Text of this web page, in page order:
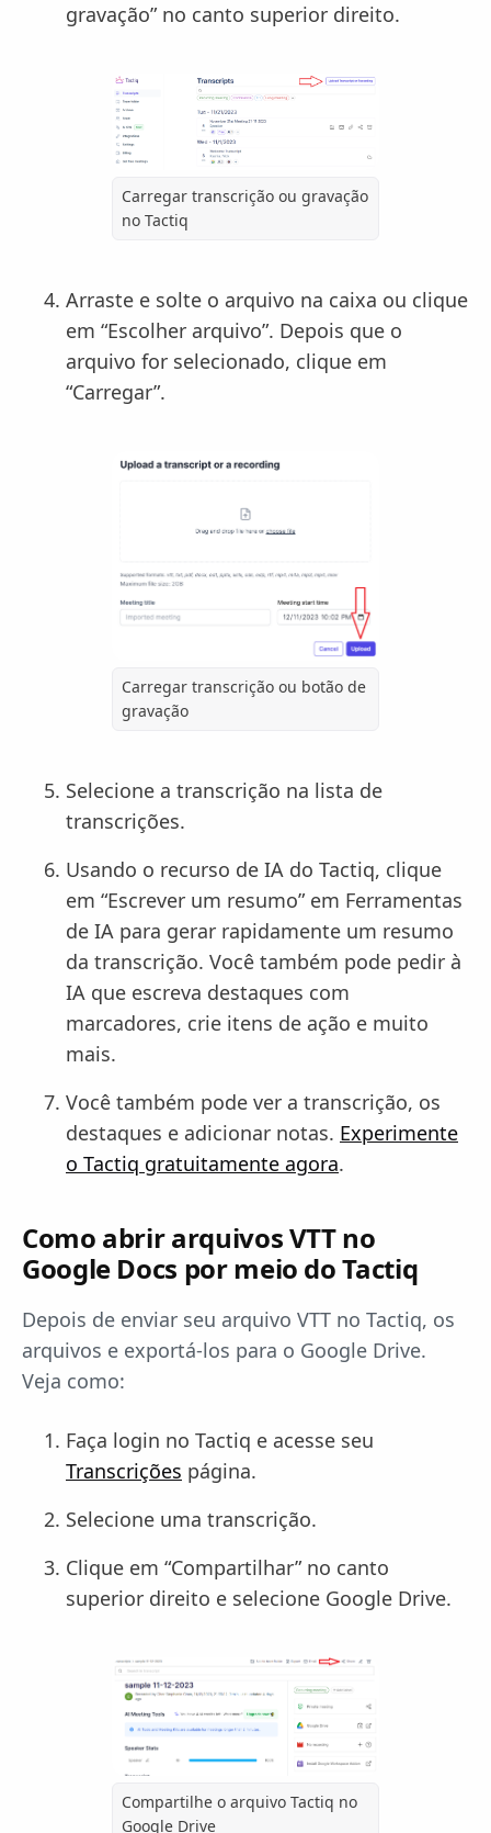
gravação” no canto superior direito.
Carregar transcrição ou gravação
no Tactiq
Arraste e solte o arquivo na caixa ou clique
em “Escolher arquivo”. Depois que o
arquivo for selecionado, clique em
“Carregar”.
Carregar transcrição ou botão de
gravação
Selecione a transcrição na lista de
transcrições.
Usando o recurso de IA do Tactiq, clique
em “Escrever um resumo” em Ferramentas
de IA para gerar rapidamente um resumo
da transcrição. Você também pode pedir à
IA que escreva destaques com
marcadores, crie itens de ação e muito
mais.
Você também pode ver a transcrição, os
destaques e adicionar notas. Experimente
o Tactiq gratuitamente agora.
Como abrir arquivos VTT no
Google Docs por meio do Tactiq
Depois de enviar seu arquivo VTT no Tactiq, os
arquivos e exportá-los para o Google Drive.
Veja como:
Faça login no Tactiq e acesse seu
Transcrições página.
Selecione uma transcrição.
Clique em “Compartilhar” no canto
superior direito e selecione Google Drive.
Compartilhe o arquivo Tactiq no
Google Drive